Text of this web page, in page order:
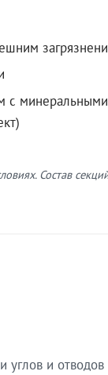
с минеральными
Состав
и